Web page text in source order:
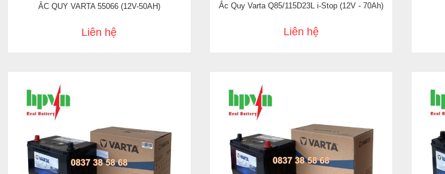
ẮC QUY VARTA 55066 (12V-50AH)
Liên hệ
Ắc Quy Varta Q85/115D23L i-Stop (12V - 70Ah)
Liên hệ